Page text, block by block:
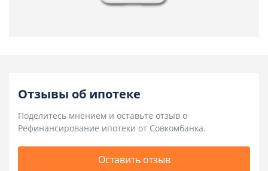
Отзывы об ипотеке
Поделитесь мнением и оставьте отзыв о
Рефинансирование ипотеки от Совкомбанка.
Оставить отзыв